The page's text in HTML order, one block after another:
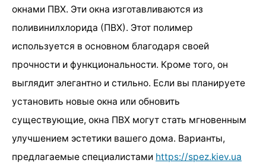
окнами ПВХ. Эти окна изготавливаются из
поливинилхлорида (ПВХ). Этот полимер
используется в основном благодаря своей
прочности и функциональности. Кроме того, он
выглядит элегантно и стильно. Если вы планируете
установить новые окна или обновить
существующие, окна ПВХ могут стать мгновенным
улучшением эстетики вашего дома. Варианты,
предлагаемые специалистами https://spez.kiev.ua